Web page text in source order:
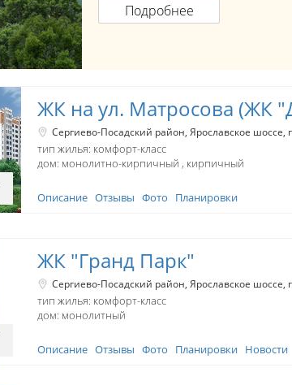
Подробнее
ЖК на ул. Матросова (ЖК
Сергиево-Посадский район Ярославское шоссе
тип жилья: комфорт-класс
дом: монолитно-кирпичный кирпичный
Описание Отзывы Фото Планировки
ЖК "Гранд Парк"
Сергиево-Посадский район Ярославское шоссе
тип жилья: комфорт-класс
дом: монолитный
Описание Отзывы Фото Планировки Новости